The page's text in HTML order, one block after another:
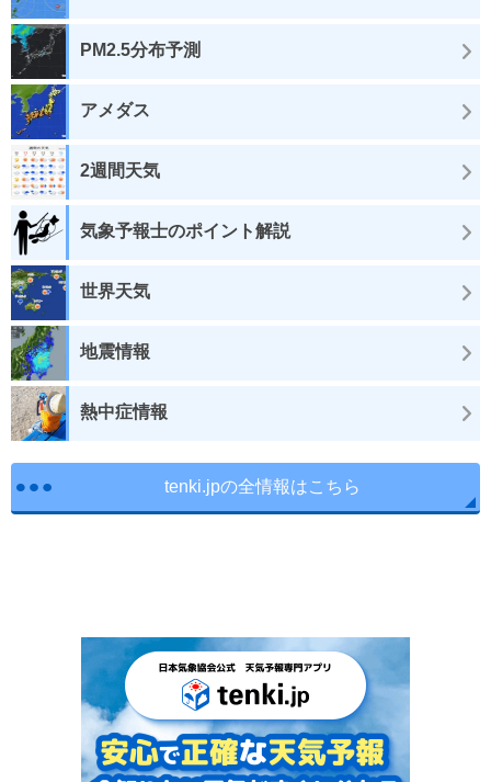
PM2.5分布予測
アメダス
2週間天気
気象予報士のポイント解説
世界天気
地震情報
熱中症情報
tenki.jpの全情報はこちら